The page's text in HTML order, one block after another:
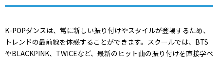
K-POPダンスは、常に新しい振り付けやスタイルが登場するため、
トレンドの最前線を体感することができます。スクールでは、BTS
やBLACKPINK、TWICEなど、最新のヒット曲の振り付けを直接学べ